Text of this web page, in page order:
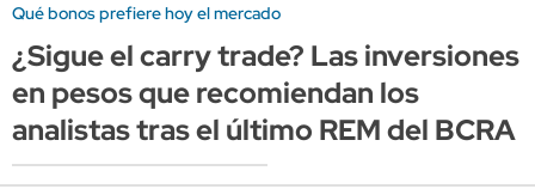
Qué bonos prefiere hoy el mercado
¿Sigue el carry trade? Las inversiones
en pesos que recomiendan los
analistas tras el último REM del BCRA